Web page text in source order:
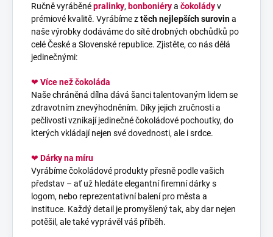
Ručně vyráběnépralinky, bonboniérya čokoládyv
prémiové kvalitě. Vyrábíme ztěch nejlepších surovina
naše výrobky dodáváme do sítě drobných obchůdků po
celé České a Slovenské republice. Zjistěte, co nás dělá
jedinečnými:
❤ Více než čokoláda
Naše chráněná dílna dává šanci talentovaným lidem se
zdravotním znevýhodněním. Díky jejich zručnosti a
pečlivosti vznikají jedinečné čokoládové pochoutky, do
kterých vkládají nejen své dovednosti, ale i srdce.
❤ Dárky na míru
Vyrábíme čokoládové produkty přesně podle vašich
představ – ať už hledáte elegantní firemní dárky s
logom, nebo reprezentativní balení pro města a
instituce. Každý detail je promyšlený tak, aby dar nejen
potěšil, ale také vyprávěl váš příběh.